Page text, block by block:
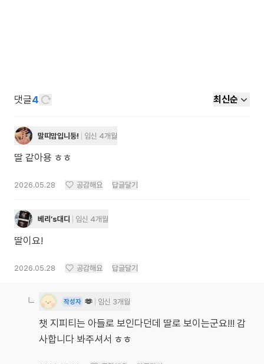
댓글4 최신순
말띠맘입니둥! 임신 4개월
딸 같아용 ㅎㅎ
2026.05.28 공감해요 답글달기
베리’s대디 임신 4개월
딸이요!
2026.05.28 공감해요 답글달기
작성자 🫶 임신 3개월
챗 지피티는 아들로 보인다던데 딸로 보이는군요!!! 감
사합니다 봐주셔서 ㅎㅎ